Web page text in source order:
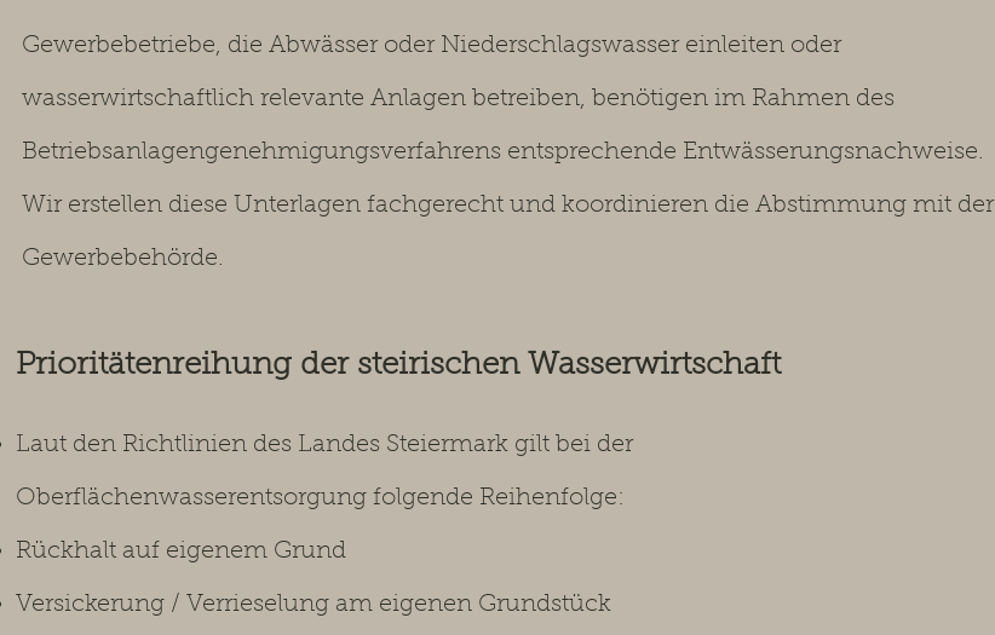
Gewerbebetriebe, die Abwässer oder Niederschlagswasser einleiten oder
wasserwirtschaftlich relevante Anlagen betreiben, benötigen im Rahmen des
Betriebsanlagengenehmigungsverfahrens entsprechende Entwässerungsnachweise.
Wir erstellen diese Unterlagen fachgerecht und koordinieren die Abstimmung mit der
Gewerbebehörde.
Prioritätenreihung der steirischen Wasserwirtschaft
Laut den Richtlinien des Landes Steiermark gilt bei der
Oberflächenwasserentsorgung folgende Reihenfolge:
Rückhalt auf eigenem Grund
Versickerung / Verrieselung am eigenen Grundstück